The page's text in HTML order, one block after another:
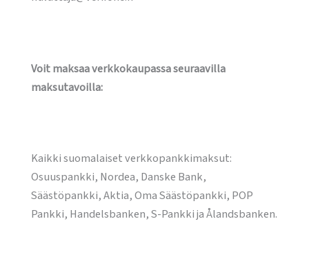
Voit maksaa verkkokaupassa seuraavilla
maksutavoilla:
Kaikki suomalaiset verkkopankkimaksut:
Osuuspankki, Nordea, Danske Bank,
Säästöpankki, Aktia, Oma Säästöpankki, POP
Pankki, Handelsbanken, S-Pankki ja Ålandsbanken.